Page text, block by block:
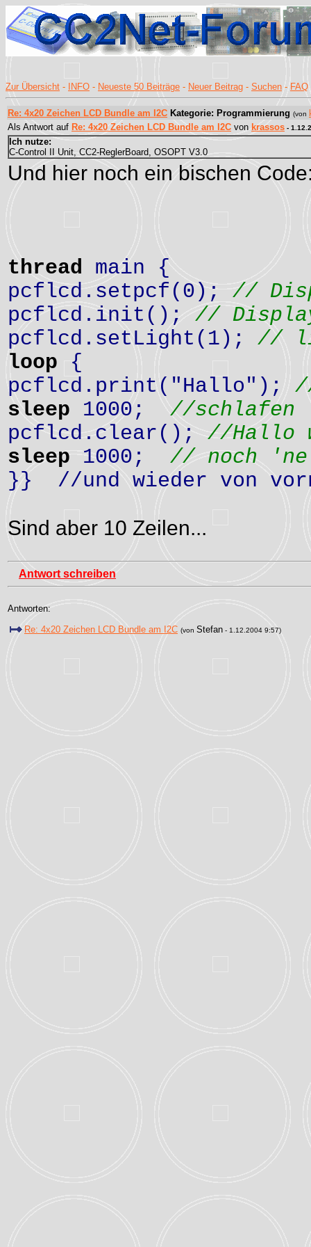
Zur Übersicht - INFO - Neueste 50 Beiträge - Neuer Beitrag - Suchen - FAQ
Re: 4x20 Zeichen LCD Bundle am I2C Kategorie: Programmierung (von
Als Antwort auf Re: 4x20 Zeichen LCD Bundle am I2C von krassos -
Ich nutze:
C-Control II Unit, CC2-ReglerBoard, OSOPT V3.0
Und hier noch ein bischen
thread main {
pcflcd.setpcf(0); //
pcflcd.init(); //
pcflcd.setLight(1); //
loop {
pcflcd.print("Hallo");
sleep 1000; //schlafen
pcflcd.clear(); //Hallo
sleep 1000; // noch 'ne
}} //und wieder von
Sind aber 10 Zeilen...
Antwort schreiben
Antworten:
Re: 4x20 Zeichen LCD Bundle am I2C (von Stefan - 1.12.2004 9:57)